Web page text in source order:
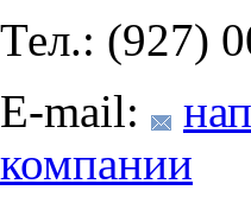
Тел.: (927)
E-mail:
компании